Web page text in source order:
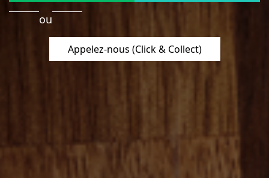
ou
Appelez-nous (Click & Collect)